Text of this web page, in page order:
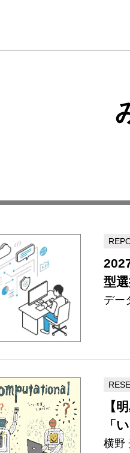
型
デー
【
「
横野